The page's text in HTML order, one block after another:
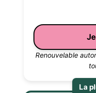
Renouvelable